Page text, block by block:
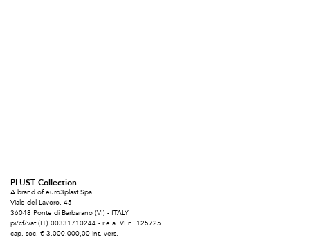
PLUST Collection
A brand of euro3plast Spa
Viale del Lavoro, 45
36048 Ponte di Barbarano (VI) - ITALY
pi/cf/vat (IT) 00331710244 - r.e.a. VI n. 125725
cap. soc. € 3.000.000,00 int. vers.